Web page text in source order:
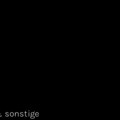
sonstige